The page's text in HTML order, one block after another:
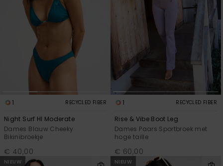
1 RECYCLED FIBER
Night Surf Hl Moderate
Dames Blauw Cheeky
Bikinibroekje
€ 40,00
1 RECYCLED FIBER
Rise & Vibe Boot Leg
Dames Paars Sportbroek met
hoge taille
€ 60,00
NIEUW NIEUW